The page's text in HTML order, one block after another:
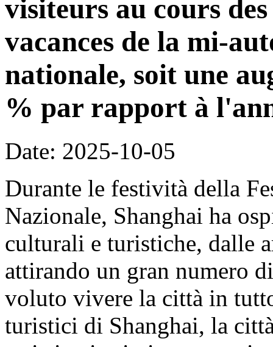
visiteurs au cours
vacances de la mi-
nationale, soit une
% par rapport à
Date: 2025-10-05
Durante le festività della
Nazionale, Shanghai ha
culturali e turistiche, dalle
attirando un gran numero
voluto vivere la città in
turistici di Shanghai, la